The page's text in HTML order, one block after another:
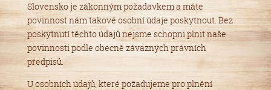
Slovensko je zákonným požadavkem a máte
povinnost nám takové osobní údaje poskytnout. Bez
poskytnutí těchto údajů nejsme schopni plnit naše
povinnosti podle obecně závazných právních
předpisů.
U osobních údajů, které požadujeme pro plnění